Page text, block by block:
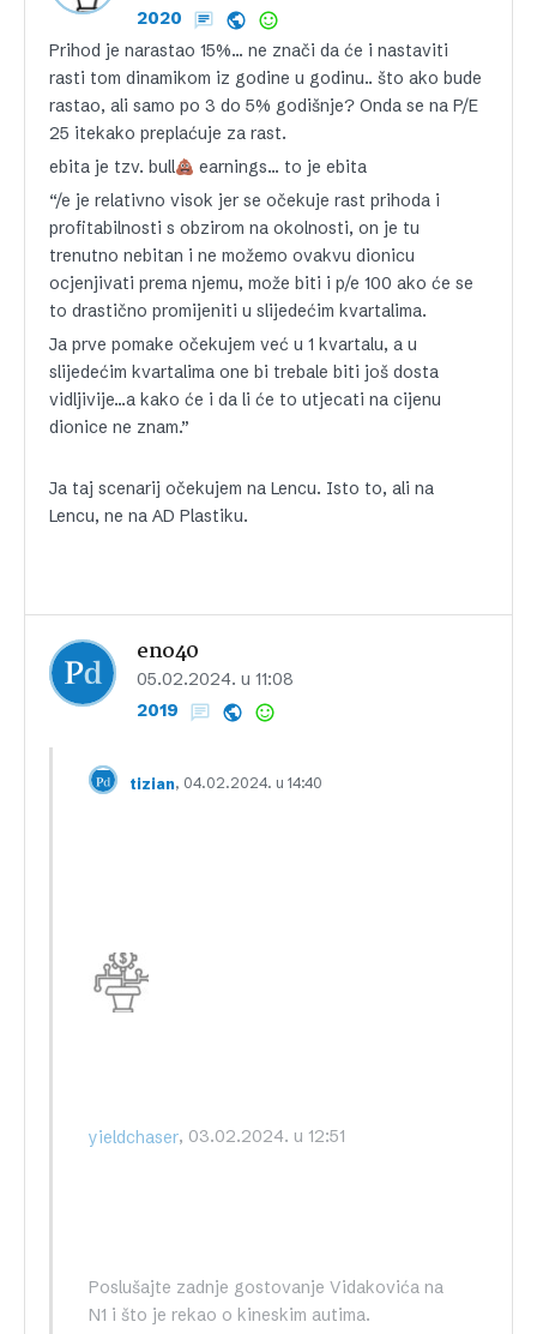
2020
Prihod je narastao 15%… ne znači da će i nastaviti
rasti tom dinamikom iz godine u godinu.. što ako bude
rastao, ali samo po 3 do 5% godišnje? Onda se na P/E
25 itekako preplaćuje za rast.
ebita je tzv. bull
earnings… to je ebita
“/e je relativno visok jer se očekuje rast prihoda i
profitabilnosti s obzirom na okolnosti, on je tu
trenutno nebitan i ne možemo ovakvu dionicu
ocjenjivati prema njemu, može biti i p/e 100 ako će se
to drastično promijeniti u slijedećim kvartalima.
Ja prve pomake očekujem već u 1 kvartalu, a u
slijedećim kvartalima one bi trebale biti još dosta
vidljivije…a kako će i da li će to utjecati na cijenu
dionice ne znam.”
Ja taj scenarij očekujem na Lencu. Isto to, ali na
Lencu, ne na AD Plastiku.
eno40
05.02.2024. u 11:08
2019
tizian, 04.02.2024. u 14:40
yieldchaser, 03.02.2024. u 12:51
Poslušajte zadnje gostovanje Vidakovića na
N1 i što je rekao o kineskim autima.